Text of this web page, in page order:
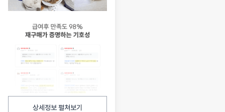
상세정보 펼쳐보기